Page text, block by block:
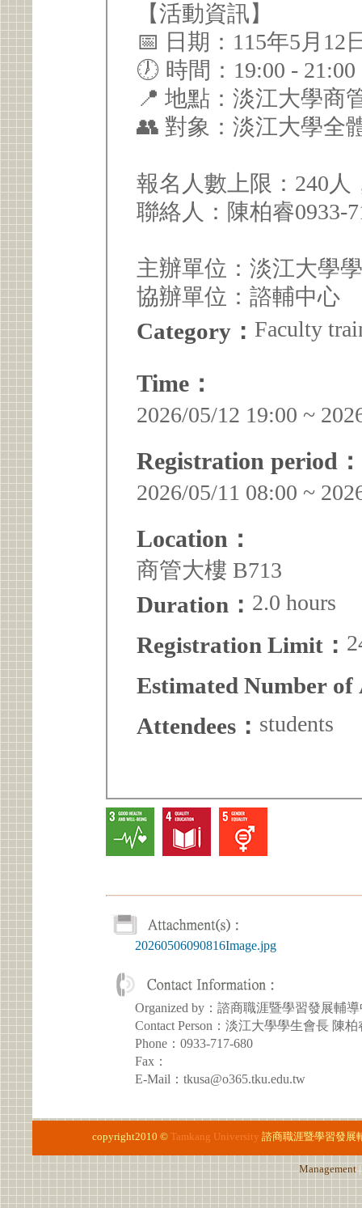
【活動資訊】
📅 日期：115年5月12
🕖 時間：19:00 -
📍 地點：淡江大學商
👥 對象：淡江大學全
報名人數上限：240
聯絡人：陳柏睿0933-
主辦單位：淡江大學
協辦單位：諮輔中心
Category： Faculty
Time：
2026/05/12 19:00 ~
Registration period：
2026/05/11 08:00 ~
Location：
商管大樓 B713
Duration： 2.0 hours
Registration Limit：
Estimated Number of
Attendees： students
20260506090816Image.jpg
Organized by：諮商職涯暨學習發展輔
Contact Person：淡江大學學生會長 陳柏
Phone：0933-717-680
Fax：
E-Mail：tkusa@o365.tku.edu.tw
copyright2010 © Tamkang University 諮商職涯暨學習發展
Management